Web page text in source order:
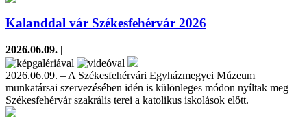
Kalanddal vár Székesfehérvár 2026
2026.06.09. |
2026.06.09. – A Székesfehérvári Egyházmegyei Múzeum
munkatársai szervezésében idén is különleges módon nyíltak meg
Székesfehérvár szakrális terei a katolikus iskolások előtt.